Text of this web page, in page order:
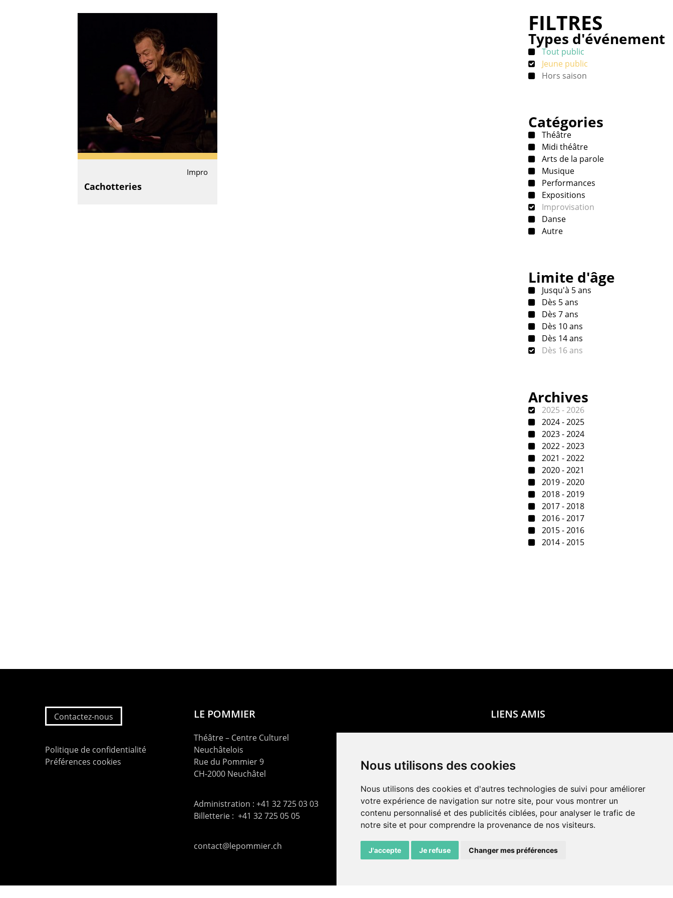
Nous utilisons des cookies
Nous utilisons des cookies et d'autres technologies de suivi pour améliorer
votre expérience de navigation sur notre site, pour vous montrer un
contenu personnalisé et des publicités ciblées, pour analyser le trafic de
notre site et pour comprendre la provenance de nos visiteurs.
J'accepte Je refuse Changer mes préférences
Impro
Cachotteries
FILTRES
Types d'événement
Tout public
Jeune public
Hors saison
Catégories
Théâtre
Midi théâtre
Arts de la parole
Musique
Performances
Expositions
Improvisation
Danse
Autre
Limite d'âge
Jusqu'à 5 ans
Dès 5 ans
Dès 7 ans
Dès 10 ans
Dès 14 ans
Dès 16 ans
Archives
2025 - 2026
2024 - 2025
2023 - 2024
2022 - 2023
2021 - 2022
2020 - 2021
2019 - 2020
2018 - 2019
2017 - 2018
2016 - 2017
2015 - 2016
2014 - 2015
Contactez-nous
Politique de confidentialité
Préférences cookies
LE POMMIER
Théâtre – Centre Culturel
Neuchâtelois
Rue du Pommier 9
CH-2000 Neuchâtel
Administration : +41 32 725 03 03
Billetterie : +41 32 725 05 05
contact@lepommier.ch
LIENS AMIS